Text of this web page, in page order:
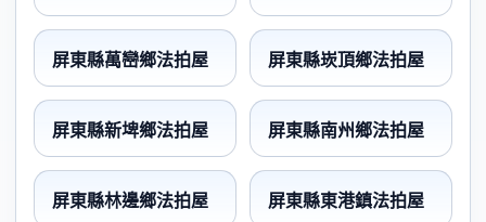
屏東縣萬巒鄉法拍屋 屏東縣崁頂鄉法拍屋
屏東縣新埤鄉法拍屋 屏東縣南州鄉法拍屋
屏東縣林邊鄉法拍屋 屏東縣東港鎮法拍屋